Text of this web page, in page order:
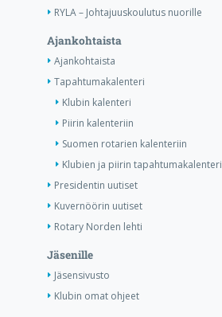
RYLA – Johtajuuskoulutus nuorille
Ajankohtaista
Ajankohtaista
Tapahtumakalenteri
Klubin kalenteri
Piirin kalenteriin
Suomen rotarien kalenteriin
Klubien ja piirin tapahtumakalenteri
Presidentin uutiset
Kuvernöörin uutiset
Rotary Norden lehti
Jäsenille
Jäsensivusto
Klubin omat ohjeet